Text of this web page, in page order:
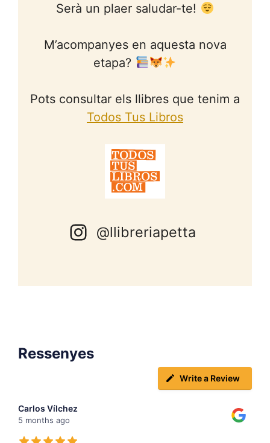
Serà un plaer saludar-te!
M’acompanyes en aquesta nova
etapa?
Pots consultar els llibres que tenim a
Todos Tus Libros
@llibreriapetta
Ressenyes
Write a Review
Carlos Vílchez
5 months ago